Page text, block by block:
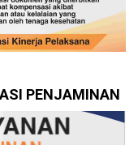
PENJAMINAN